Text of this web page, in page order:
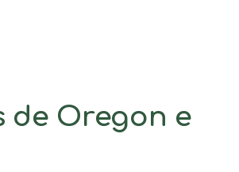
de Oregon e